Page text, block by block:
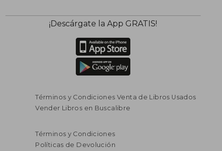
¡Descárgate la App GRATIS!
Términos y Condiciones Venta de Libros Usados
Vender Libros en Buscalibre
Términos y Condiciones
Políticas de Devolución